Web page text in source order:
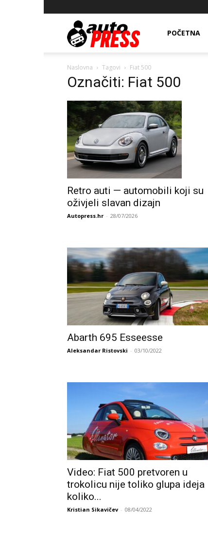
AutopressHRPOČETNA
Naslovna Tagovi Fiat 500
Označiti: Fiat 500
Retro auti — automobili koji su
oživjeli slavan dizajn
Autopress.hr - 28/07/2026
Abarth 695 Esseesse
Aleksandar Ristovski - 03/10/2022
Video: Fiat 500 pretvoren u
trokolicu nije toliko glupa ideja
koliko...
Kristian Sikavičev - 08/04/2022